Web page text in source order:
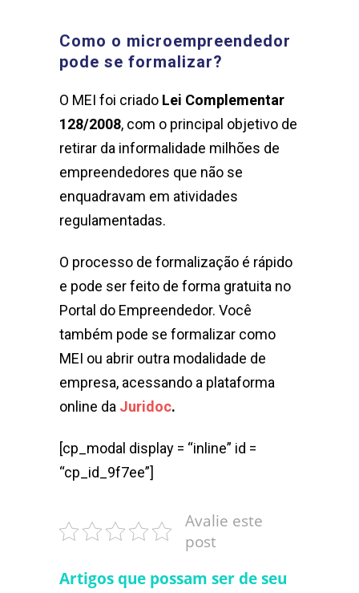
Como o microempreendedor
pode se formalizar?
O MEI foi criado Lei Complementar
128/2008, com o principal objetivo de
retirar da informalidade milhões de
empreendedores que não se
enquadravam em atividades
regulamentadas.
O processo de formalização é rápido
e pode ser feito de forma gratuita no
Portal do Empreendedor. Você
também pode se formalizar como
MEI ou abrir outra modalidade de
empresa, acessando a plataforma
online da Juridoc.
[cp_modal display = “inline” id =
“cp_id_9f7ee”]
Avalie este
post
Artigos que possam ser de seu